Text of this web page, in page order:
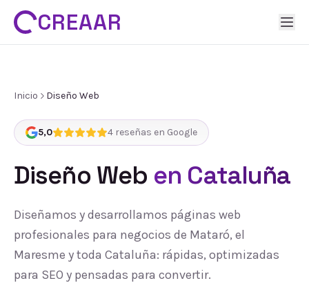
CREAAR
Inicio Diseño Web
5,0 4 reseñas en Google
Diseño Web en Cataluña
Diseñamos y desarrollamos páginas web
profesionales para negocios de Mataró, el
Maresme y toda Cataluña: rápidas, optimizadas
para SEO y pensadas para convertir.